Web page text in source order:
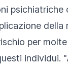
psichiatriche
della
per